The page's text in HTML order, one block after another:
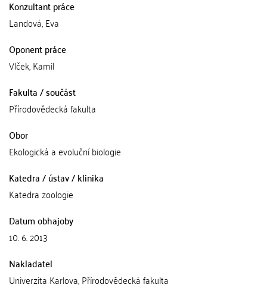
Konzultant práce
Landová, Eva
Oponent práce
Vlček, Kamil
Fakulta / součást
Přírodovědecká fakulta
Obor
Ekologická a evoluční biologie
Katedra / ústav / klinika
Katedra zoologie
Datum obhajoby
10. 6. 2013
Nakladatel
Univerzita Karlova, Přírodovědecká fakulta